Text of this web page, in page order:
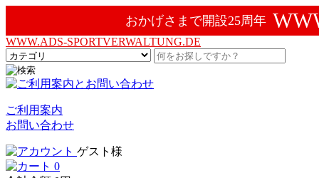
おかげさまで開設25周年
WWW.ADS-SPORTVERWALTUNG.DE
ご利用案内
お問い合わせ
ゲスト様
0